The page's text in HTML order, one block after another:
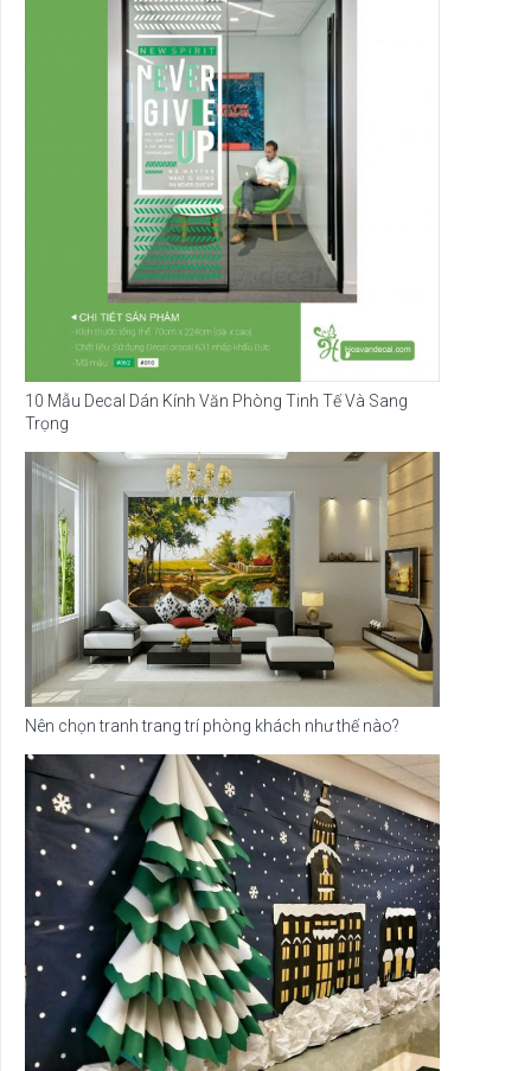
10 Mẫu Decal Dán Kính Văn Phòng Tinh Tế Và Sang
Trọng
Nên chọn tranh trang trí phòng khách như thế nào?